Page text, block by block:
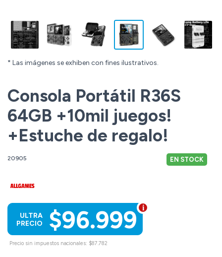
* Las imágenes se exhiben con fines ilustrativos.
Consola Portátil R36S
64GB +10mil juegos!
+Estuche de regalo!
20905 EN STOCK
$96.999
ULTRA
PRECIO
Precio sin impuestos nacionales: $87.782